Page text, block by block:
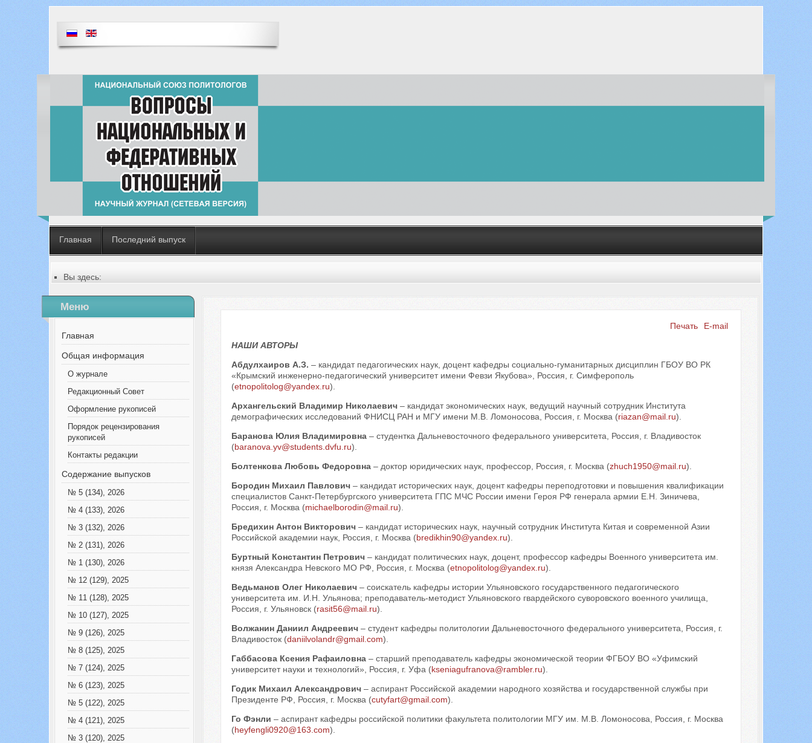
Главная Последний выпуск
Вы здесь:
Содержание выпусков
№ 6 (99), 2023
Русский
Содержание выпусков
Наши авторы № 6-2023
Искать...
Меню
Главная
Общая информация
О журнале
Редакционный Совет
Оформление рукописей
Порядок рецензирования
рукописей
Контакты редакции
Содержание выпусков
№ 5 (134), 2026
№ 4 (133), 2026
№ 3 (132), 2026
№ 2 (131), 2026
№ 1 (130), 2026
№ 12 (129), 2025
№ 11 (128), 2025
№ 10 (127), 2025
№ 9 (126), 2025
№ 8 (125), 2025
№ 7 (124), 2025
№ 6 (123), 2025
№ 5 (122), 2025
№ 4 (121), 2025
№ 3 (120), 2025
Печать
E-mail
НАШИ АВТОРЫ
Абдулхаиров А.З. – кандидат педагогических наук, доцент кафедры социально-гуманитарных дисциплин ГБОУ ВО РК
«Крымский инженерно-педагогический университет имени Февзи Якубова», Россия, г. Симферополь
(etnopolitolog@yandex.ru).
Архангельский Владимир Николаевич– кандидат экономических наук, ведущий научный сотрудник Института
демографических исследований ФНИСЦ РАН и МГУ имени М.В. Ломоносова, Россия, г. Москва (riazan@mail.ru).
Баранова Юлия Владимировна– студентка Дальневосточного федерального университета, Россия, г. Владивосток
(baranova.yv@students.dvfu.ru).
Болтенкова Любовь Федоровна– доктор юридических наук, профессор, Россия, г. Москва (zhuch1950@mail.ru).
Бородин Михаил Павлович– кандидат исторических наук, доцент кафедры переподготовки и повышения квалификации
специалистов Санкт-Петербургского университета ГПС МЧС России имени Героя РФ генерала армии Е.Н. Зиничева,
Россия, г. Москва (michaelborodin@mail.ru).
Бредихин Антон Викторович– кандидат исторических наук, научный сотрудник Института Китая и современной Азии
Российской академии наук, Россия, г. Москва (bredikhin90@yandex.ru).
Буртный Константин Петрович– кандидат политических наук, доцент, профессор кафедры Военного университета им.
князя Александра Невского МО РФ, Россия, г. Москва (etnopolitolog@yandex.ru).
Ведьманов Олег Николаевич– соискатель кафедры истории Ульяновского государственного педагогического
университета им. И.Н. Ульянова; преподаватель-методист Ульяновского гвардейского суворовского военного училища,
Россия, г. Ульяновск (rasit56@mail.ru).
Волжанин Даниил Андреевич– студент кафедры политологии Дальневосточного федерального университета, Россия, г.
Владивосток (daniilvolandr@gmail.com).
Габбасова Ксения Рафаиловна– старший преподаватель кафедры экономической теории ФГБОУ ВО «Уфимский
университет науки и технологий», Россия, г. Уфа (kseniagufranova@rambler.ru).
Годик Михаил Александрович– аспирант Российской академии народного хозяйства и государственной службы при
Президенте РФ, Россия, г. Москва (cutyfart@gmail.com).
Го Фэнли – аспирант кафедры российской политики факультета политологии МГУ им. М.В. Ломоносова, Россия, г. Москва
(heyfengli0920@163.com).